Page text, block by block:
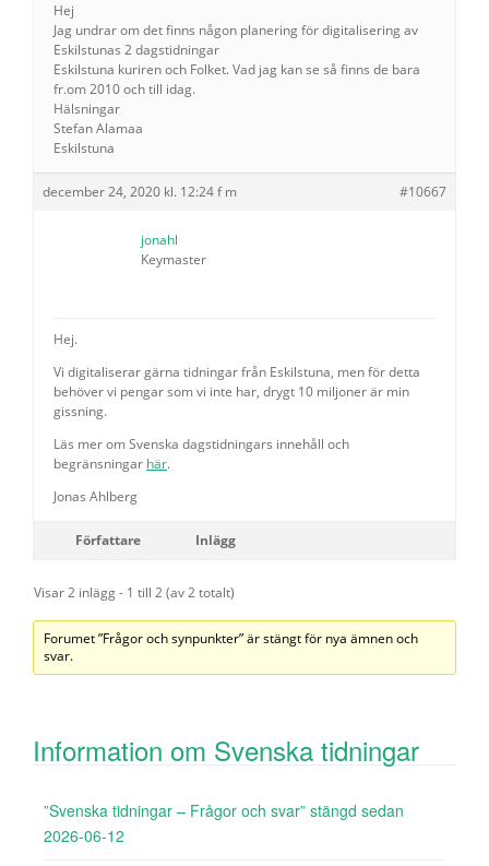
Hej
Jag undrar om det finns någon planering för digitalisering av
Eskilstunas 2 dagstidningar
Eskilstuna kuriren och Folket. Vad jag kan se så finns de bara
fr.om 2010 och till idag.
Hälsningar
Stefan Alamaa
Eskilstuna
december 24, 2020 kl. 12:24 f m #10667
jonahl
Keymaster
Hej.
Vi digitaliserar gärna tidningar från Eskilstuna, men för detta
behöver vi pengar som vi inte har, drygt 10 miljoner är min
gissning.
Läs mer om Svenska dagstidningars innehåll och
begränsningar här.
Jonas Ahlberg
Författare Inlägg
Visar 2 inlägg - 1 till 2 (av 2 totalt)
Forumet ”Frågor och synpunkter” är stängt för nya ämnen och
svar.
Information om Svenska tidningar
”Svenska tidningar – Frågor och svar” stängd sedan
2026-06-12